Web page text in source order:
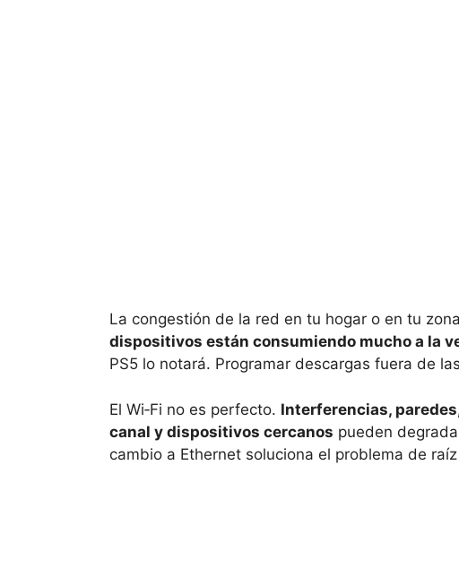
La congestión de la red en tu hogar o en tu
dispositivos están consumiendo mucho a la
PS5 lo notará. Programar descargas fuera de
El Wi‑Fi no es perfecto. Interferencias,
canal y dispositivos cercanos pueden
cambio a Ethernet soluciona el problema de